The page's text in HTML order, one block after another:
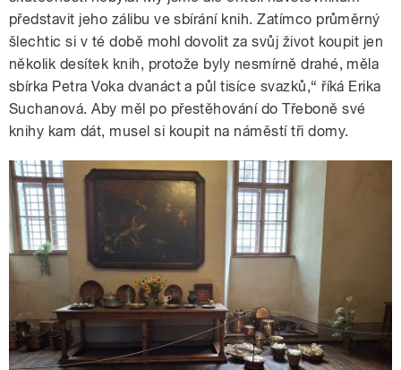
představit jeho zálibu ve sbírání knih. Zatímco průměrný
šlechtic si v té době mohl dovolit za svůj život koupit jen
několik desítek knih, protože byly nesmírně drahé, měla
sbírka Petra Voka dvanáct a půl tisíce svazků,“ říká Erika
Suchanová. Aby měl po přestěhování do Třeboně své
knihy kam dát, musel si koupit na náměstí tři domy.